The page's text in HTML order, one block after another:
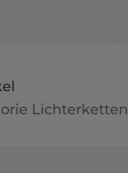
Lichterketten